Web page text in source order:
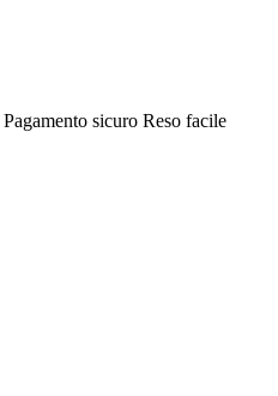
Pagamento sicuro Reso facile